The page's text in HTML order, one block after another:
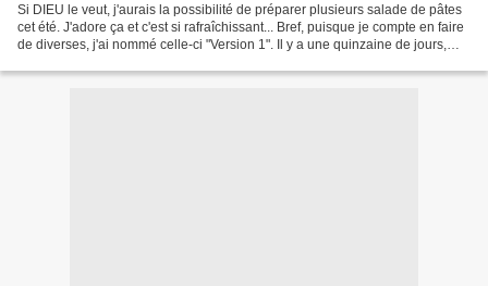
Si DIEU le veut, j'aurais la possibilité de préparer plusieurs salade de pâtes
cet été. J'adore ça et c'est si rafraîchissant... Bref, puisque je compte en faire
de diverses, j'ai nommé celle-ci "Version 1". Il y a une quinzaine de jours,